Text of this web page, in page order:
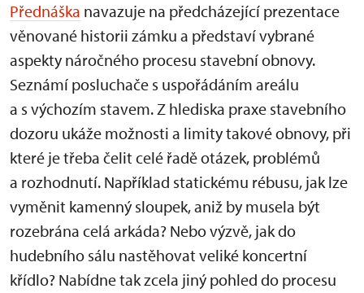
Přednáška navazuje na předcházející prezentace
věnované historii zámku a představí vybrané
aspekty náročného procesu stavební obnovy.
Seznámí posluchače s uspořádáním areálu
a s výchozím stavem. Z hlediska praxe stavebního
dozoru ukáže možnosti a limity takové obnovy, při
které je třeba čelit celé řadě otázek, problémů
a rozhodnutí. Například statickému rébusu, jak lze
vyměnit kamenný sloupek, aniž by musela být
rozebrána celá arkáda? Nebo výzvě, jak do
hudebního sálu nastěhovat veliké koncertní
křídlo? Nabídne tak zcela jiný pohled do procesu